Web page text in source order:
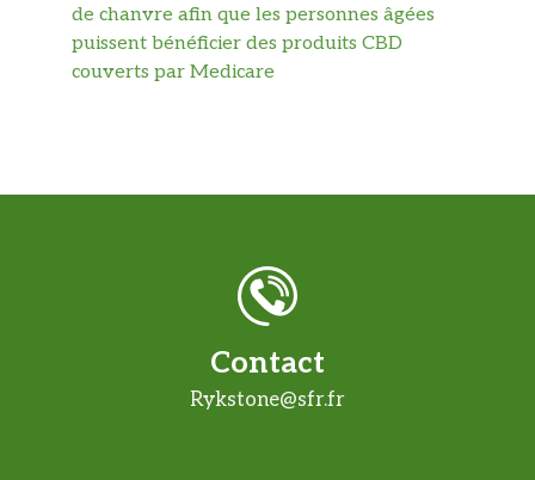
de chanvre afin que les personnes âgées
puissent bénéficier des produits CBD
couverts par Medicare
Contact
Rykstone@sfr.fr